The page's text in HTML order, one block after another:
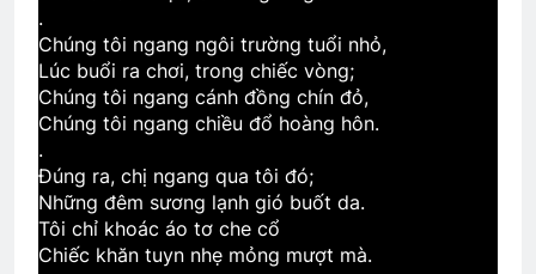
TÌNH YÊU & HOÀN CẢNH
3 Years Ago
2 Years Ago
Phân Ưu CSVSQ Hoàng Đình Hiệp K20
.
Chúng tôi ngang ngôi trường tuổi nhỏ,
Lúc buổi ra chơi, trong chiếc vòng;
Chúng tôi ngang cánh đồng chín đỏ,
Chúng tôi ngang chiều đổ hoàng hôn.
.
Đúng ra, chị ngang qua tôi đó;
Những đêm sương lạnh gió buốt da.
Tôi chỉ khoác áo tơ che cổ
Chiếc khăn tuyn nhẹ mỏng mượt mà.